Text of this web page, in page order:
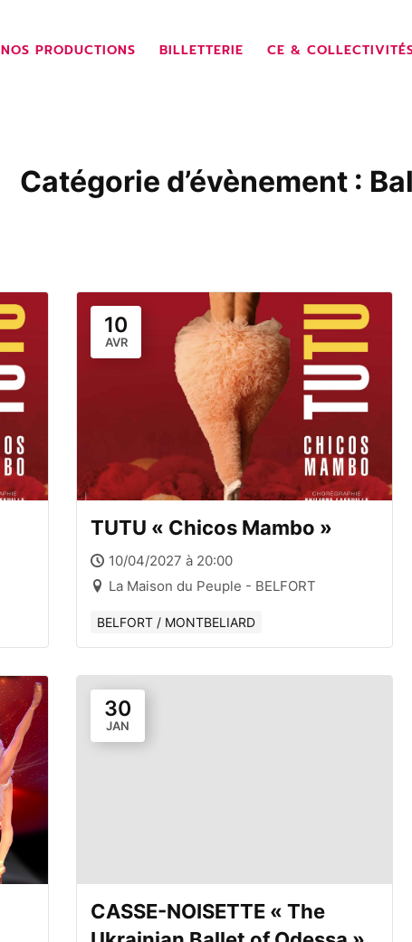
NOS PRODUCTIONS BILLETTERIE CE &
Catégorie d’évènement :
10
AVR
TUTU « Chicos Mambo »
10/04/2027 à 20:00
La Maison du Peuple - BELFORT
BELFORT / MONTBELIARD
30
JAN
CASSE-NOISETTE « The